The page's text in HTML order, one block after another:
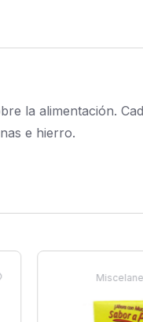
la alimentación.
e hierro.